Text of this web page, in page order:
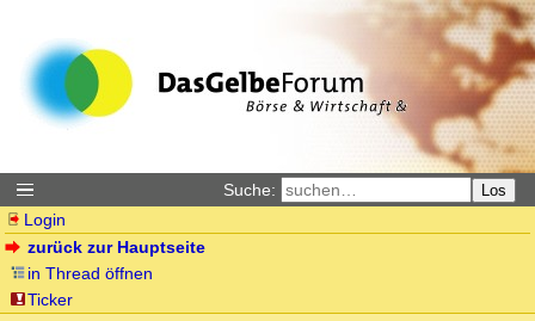
Suche: Los
Login
zurück zur Hauptseite
in Thread öffnen
Ticker